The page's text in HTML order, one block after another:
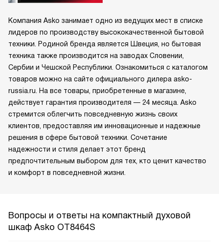
Компания Asko занимает одно из ведущих мест в списке
лидеров по производству высококачественной бытовой
техники. Родиной бренда является Швеция, но бытовая
техника также производится на заводах Словении,
Сербии и Чешской Республики. Ознакомиться с каталогом
товаров можно на сайте официального дилера asko-
russia.ru. На все товары, приобретенные в магазине,
действует гарантия производителя — 24 месяца. Asko
стремится облегчить повседневную жизнь своих
клиентов, предоставляя им инновационные и надежные
решения в сфере бытовой техники. Сочетание
надежности и стиля делает этот бренд
предпочтительным выбором для тех, кто ценит качество
и комфорт в повседневной жизни.
Вопросы и ответы на компактный духовой
шкаф Asko OT8464S